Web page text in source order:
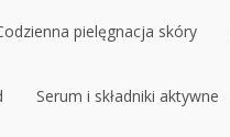
pielęgnacja skóry
pielęgnacja skóry
Serum i składniki aktywne